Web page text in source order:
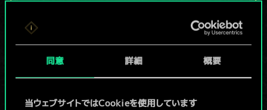
同意 詳細 概要
当ウェブサイトではCookieを使用しています
現在はまだこれし
か共有デッキがあ
りませんが、
続々追加中！